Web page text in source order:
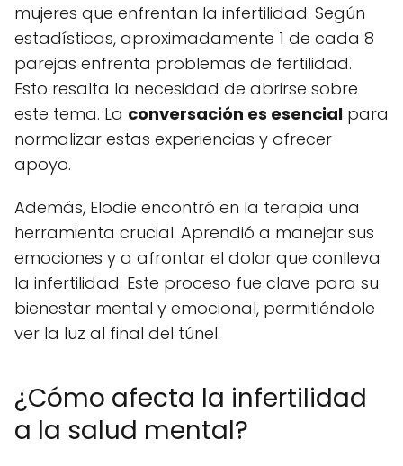
mujeres que enfrentan la infertilidad. Según
estadísticas, aproximadamente 1 de cada 8
parejas enfrenta problemas de fertilidad.
Esto resalta la necesidad de abrirse sobre
este tema. La conversación es esencial para
normalizar estas experiencias y ofrecer
apoyo.
Además, Elodie encontró en la terapia una
herramienta crucial. Aprendió a manejar sus
emociones y a afrontar el dolor que conlleva
la infertilidad. Este proceso fue clave para su
bienestar mental y emocional, permitiéndole
ver la luz al final del túnel.
¿Cómo afecta la infertilidad
a la salud mental?